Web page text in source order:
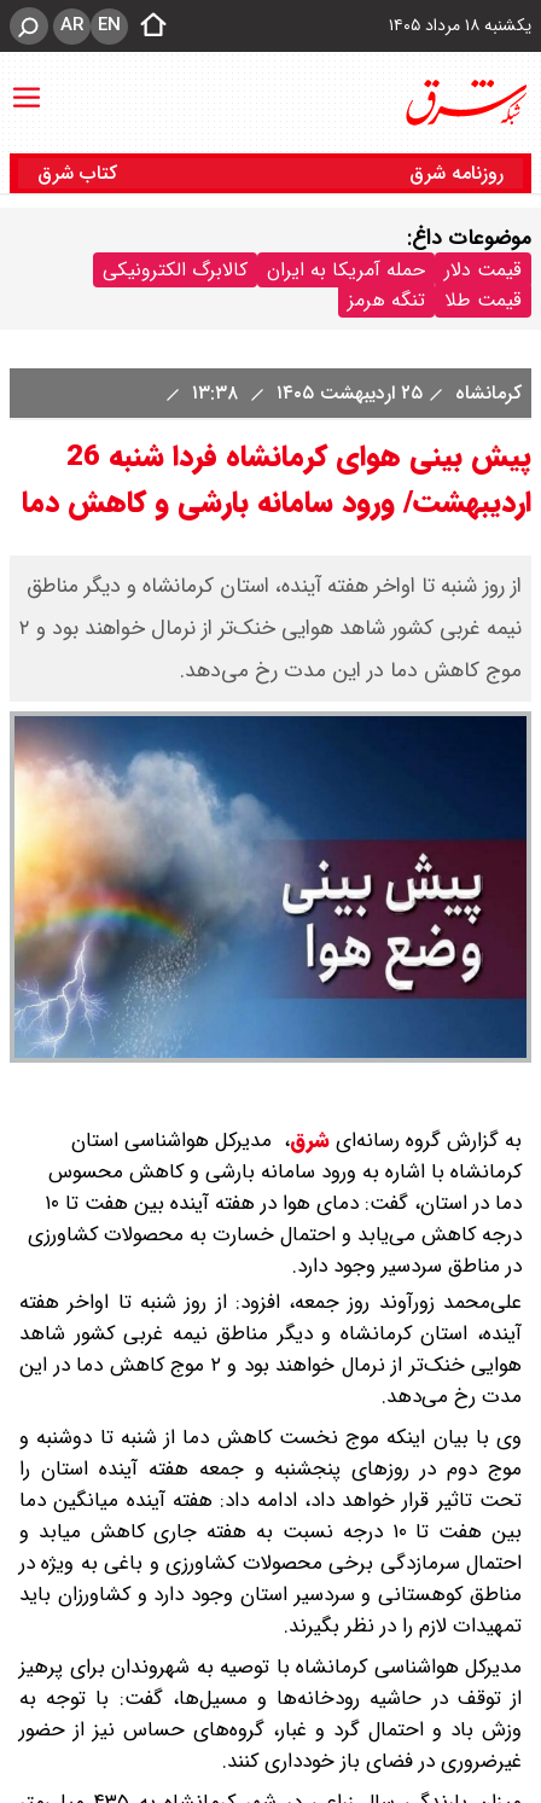
یکشنبه ۱۸ مرداد ۱۴۰۵ EN
AR
روزنامه شرق کتاب شرق
موضوعات داغ:
قیمت دلار حمله آمریکا به ایران
کالابرگ الکترونیکی
قیمت طلا
تنگه هرمز
کرمانشاه ۲۵ اردیبهشت ۱۴۰۵
پیش بینی هوای کرمانشاه فردا شنبه 26
اردیبهشت/ ورود سامانه بارشی و کاهش دما
از روز شنبه تا اواخر هفته آینده، استان کرمانشاه و دیگر مناطق
نیمه غربی کشور شاهد هوایی خنک‌تر از نرمال خواهند بود و ۲
موج کاهش دما در این مدت رخ می‌دهد.
به گزارش گروه رسانه‌ایشرق، مدیرکل هواشناسی استان
کرمانشاه با اشاره به ورود سامانه بارشی و کاهش محسوس
دما در استان، گفت: دمای هوا در هفته آینده بین هفت تا ۱۰
درجه کاهش می‌یابد و احتمال خسارت به محصولات کشاورزی
در مناطق سردسیر وجود دارد.
علی‌محمد زورآوند روز جمعه، افزود: از روز شنبه تا اواخر هفته
آینده، استان کرمانشاه و دیگر مناطق نیمه غربی کشور شاهد
هوایی خنک‌تر از نرمال خواهند بود و ۲ موج کاهش دما در این
مدت رخ می‌دهد.
وی با بیان اینکه موج نخست کاهش دما از شنبه تا دوشنبه و
موج دوم در روزهای پنجشنبه و جمعه هفته آینده استان را
تحت تاثیر قرار خواهد داد، ادامه داد: هفته آینده میانگین دما
بین هفت تا ۱۰ درجه نسبت به هفته جاری کاهش میابد و
احتمال سرمازدگی برخی محصولات کشاورزی و باغی به ویژه در
مناطق کوهستانی و سردسیر استان وجود دارد و کشاورزان باید
تمهیدات لازم را در نظر بگیرند.
مدیرکل هواشناسی کرمانشاه با توصیه به شهروندان برای پرهیز
از توقف در حاشیه رودخانه‌ها و مسیل‌ها، گفت: با توجه به
وزش باد و احتمال گرد و غبار، گروه‌های حساس نیز از حضور
غیرضروری در فضای باز خودداری کنند.